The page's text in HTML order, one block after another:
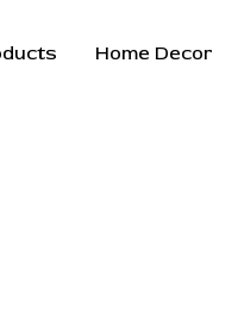
Home Decor